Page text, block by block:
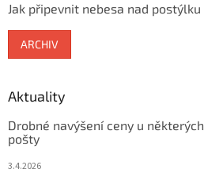
Jak připevnit nebesa nad postýlku
ARCHIV
Aktuality
Drobné navýšení ceny u
pošty
3.4.2026